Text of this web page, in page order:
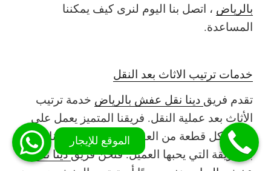
بالرياض ، اتصل بنا اليوم لنرى كيف يمكننا
المساعدة.
خدمات ترتيب الاثاث بعد النقل
تقدم فريق دينا نقل عفش بالرياض خدمة ترتيب
الأثاث بعد عملية النقل. فريقنا المتميز يعمل على
ترتيب كل قطعة من العفش في المكان المناسب و
بالطريقة التي يحبها العميل. فنحن فريقدينا نقل